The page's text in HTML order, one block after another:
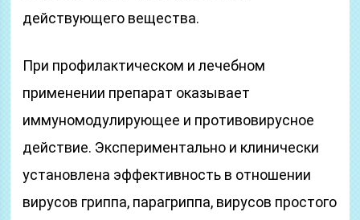
действующего вещества.
При профилактическом и лечебном
применении препарат оказывает
иммуномодулирующее и противовирусное
действие. Экспериментально и клинически
установлена эффективность в отношении
вирусов гриппа, парагриппа, вирусов простого